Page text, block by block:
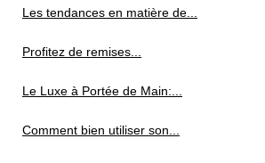
Les tendances en matière de...
Profitez de remises...
Le Luxe à Portée de Main:...
Comment bien utiliser son...